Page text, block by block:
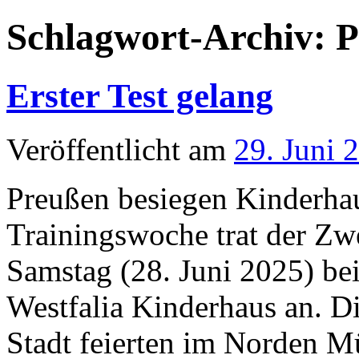
Schlagwort-Archiv:
Erster Test gelang
Veröffentlicht am 29. Juni
Preußen besiegen
Trainingswoche trat der
Samstag (28. Juni 2025)
Westfalia Kinderhaus an.
Stadt feierten im Norden